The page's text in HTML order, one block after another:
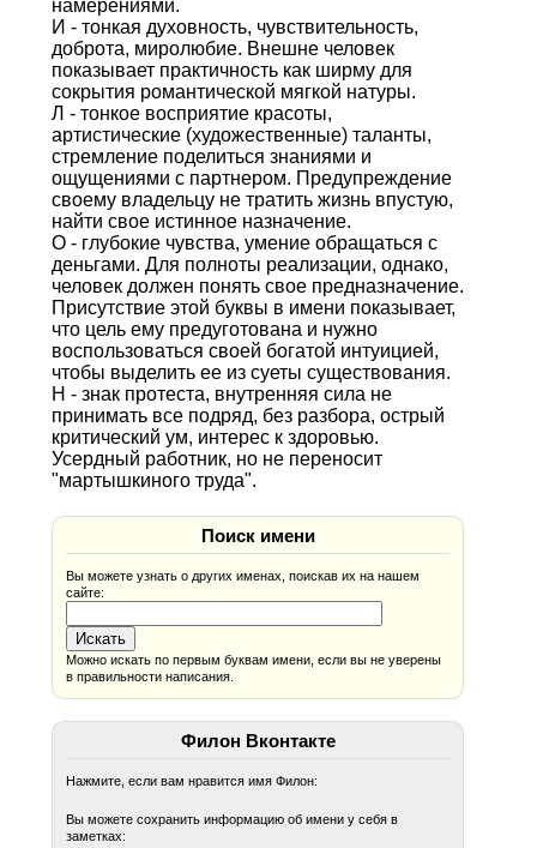
намерениями.
И - тонкая духовность, чувствительность,
доброта, миролюбие. Внешне человек
показывает практичность как ширму для
сокрытия романтической мягкой натуры.
Л - тонкое восприятие красоты,
артистические (художественные) таланты,
стремление поделиться знаниями и
ощущениями с партнером. Предупреждение
своему владельцу не тратить жизнь впустую,
найти свое истинное назначение.
О - глубокие чувства, умение обращаться с
деньгами. Для полноты реализации, однако,
человек должен понять свое предназначение.
Присутствие этой буквы в имени показывает,
что цель ему предуготована и нужно
воспользоваться своей богатой интуицией,
чтобы выделить ее из суеты существования.
Н - знак протеста, внутренняя сила не
принимать все подряд, без разбора, острый
критический ум, интерес к здоровью.
Усердный работник, но не переносит
"мартышкиного труда".
Поиск имени
Вы можете узнать о других именах, поискав их на нашем
сайте:
Можно искать по первым буквам имени, если вы не уверены
в правильности написания.
Филон Вконтакте
Нажмите, если вам нравится имя Филон:
Вы можете сохранить информацию об имени у себя в
заметках: